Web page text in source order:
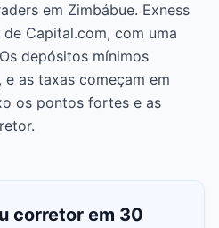
em Zimbábue. Exness
Capital.com, com uma
depósitos mínimos
as taxas começam em
os pontos fortes e as
corretor em 30